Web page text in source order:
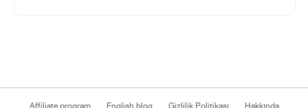
Affiliate program English blog Gizlilik Politikası Hakkında